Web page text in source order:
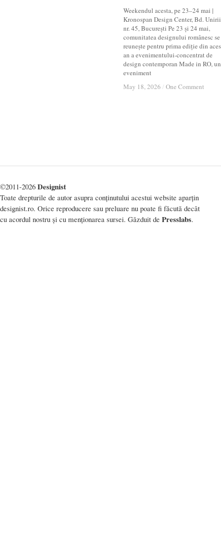
Weekendul acesta, pe 23–24 mai |
Kronospan Design Center, Bd. Unirii
nr. 45, București Pe 23 și 24 mai,
comunitatea designului românesc se
reunește pentru prima ediție din
an a evenimentului-concentrat de
design contemporan Made in RO, un
eveniment
May 18, 2026 / One Comment
May 18, 2026 / One Comment
©2011-2026 Designist
Toate drepturile de autor asupra conținutului acestui website aparțin
designist.ro. Orice reproducere sau preluare nu poate fi făcută decât
cu acordul nostru și cu menționarea sursei. Găzduit de Presslabs.